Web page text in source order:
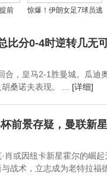
前
，
惊爆！伊朗女足7球员逃
惊魂未定连夜返国
比分0-4时逆转几无
合，皇马2-1胜曼城。瓜迪
桑诺夫表现。 ... [详细]
杯前景存疑，曼联新
肖或因纽卡新星霍尔的崛
战术，立志成为老特拉福